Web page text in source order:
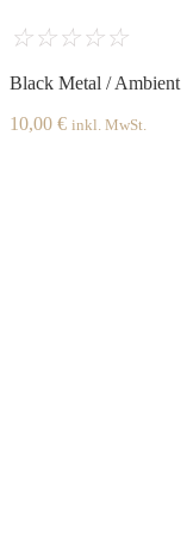
☆☆☆☆☆
Black Metal / Ambient
10,00 € inkl. MwSt.